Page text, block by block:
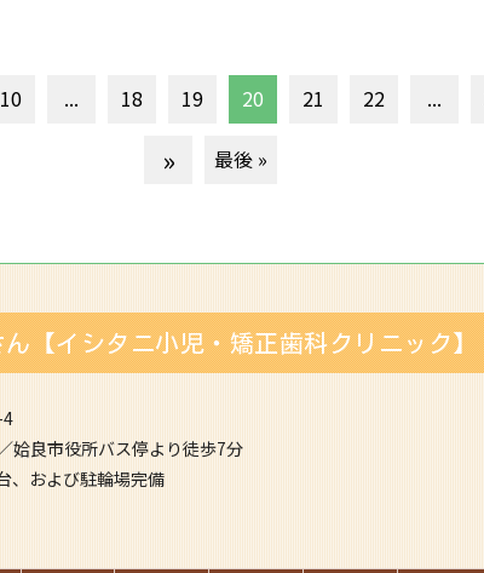
10 ... 18 19 20 21 22 ...
» 最後 »
【イシタニ小児・矯正歯科クリニック】
姶良市役所バス停より徒歩7分
、および駐輪場完備